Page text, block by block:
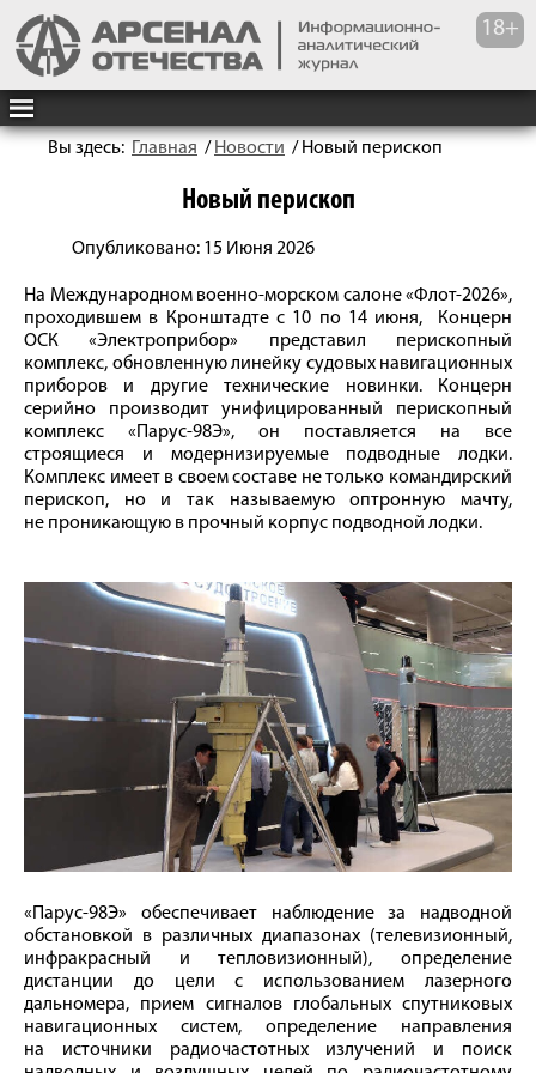
Вы здесь: Главная / Новости / Новый перископ
Новый перископ
Опубликовано: 15 Июня 2026
На Международном военно-морском салоне «Флот-2026»,
проходившем в Кронштадте с 10 по 14 июня, Концерн
ОСК «Электроприбор» представил перископный
комплекс, обновленную линейку судовых навигационных
приборов и другие технические новинки. Концерн
серийно производит унифицированный перископный
комплекс «Парус-98Э», он поставляется на все
строящиеся и модернизируемые подводные лодки.
Комплекс имеет в своем составе не только командирский
перископ, но и так называемую оптронную мачту,
не проникающую в прочный корпус подводной лодки.
«Парус-98Э» обеспечивает наблюдение за надводной
обстановкой в различных диапазонах (телевизионный,
инфракрасный и тепловизионный), определение
дистанции до цели с использованием лазерного
дальномера, прием сигналов глобальных спутниковых
навигационных систем, определение направления
на источники радиочастотных излучений и поиск